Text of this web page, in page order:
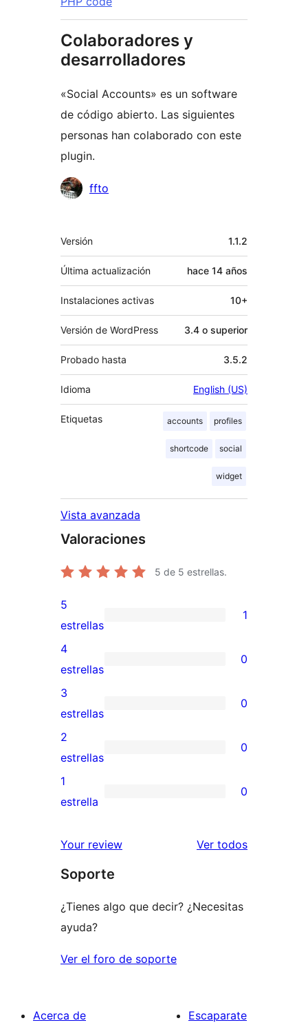
Colaboradores y
desarrolladores
«Social Accounts» es un software
de código abierto. Las siguientes
personas han colaborado con este
plugin.
Colaboradores
ffto
Meta
Versión 1.1.2
Última actualización hace 14 años
Instalaciones activas 10+
Versión de WordPress 3.4 o superior
Probado hasta 3.5.2
Idioma English (US)
Etiquetas accounts profiles
shortcode social
widget
Vista avanzada
Valoraciones
5 de 5 estrellas.
1
valoración
de
5
estrellas
5
estrellas
1
0
valoraciones
de
4
estrellas
4
estrellas
0
0
valoraciones
de
3
estrellas
3
estrellas
0
0
valoraciones
de
estrellas
2
estrellas
0
0
de
estrellas
1
estrella
0
Your review Ver todoslos
Soporte
¿Tienes algo que decir? ¿Necesitas
ayuda?
Ver el foro de soporte
Acerca de Escaparate